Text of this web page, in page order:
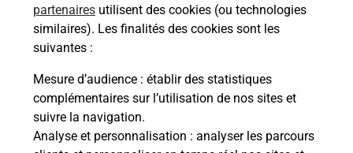
partenaires utilisent des cookies (ou technologies
similaires). Les finalités des cookies sont les
suivantes :
Mesure d’audience : établir des statistiques
complémentaires sur l’utilisation de nos sites et
suivre la navigation.
Analyse et personnalisation : analyser les parcours
Comment demander une
modification de livraison ?
Comment La Poste participe-t-elle
à votre sécurité au quotidien ?